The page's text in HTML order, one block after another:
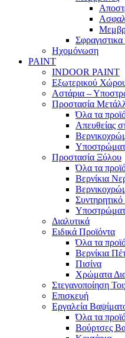
Σφραγιστικα
Ηχομόνωση
PAINT
INDOOR PAINT
Εξωτερικού
Αστάρια –
Προστασία
Όλα τα
Απευθείας
Προστασία Ξύλου
Όλα τα
Βερνίκια
Διαλυτικά
Ειδικά Προϊόντα
Όλα τα
Βερνίκια
Πισίνα
Χρώματα
Στεγανοποίηση
Επισκευή
Εργαλεία
Όλα τα
Βούρτσες